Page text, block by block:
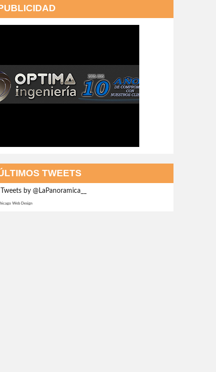
TWEETS
Tweets by @LaPanoramica__
Web Design